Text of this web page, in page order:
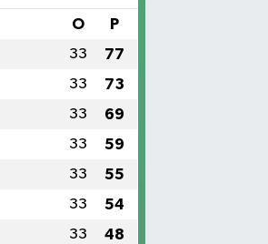
O P
33 77
33 73
33 69
33 59
33 55
33 54
33 48